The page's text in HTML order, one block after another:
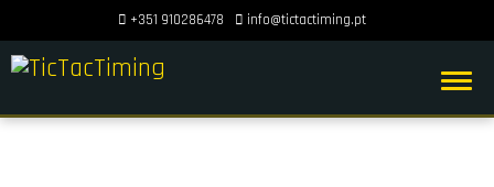
+351 910286478 info@tictactiming.pt